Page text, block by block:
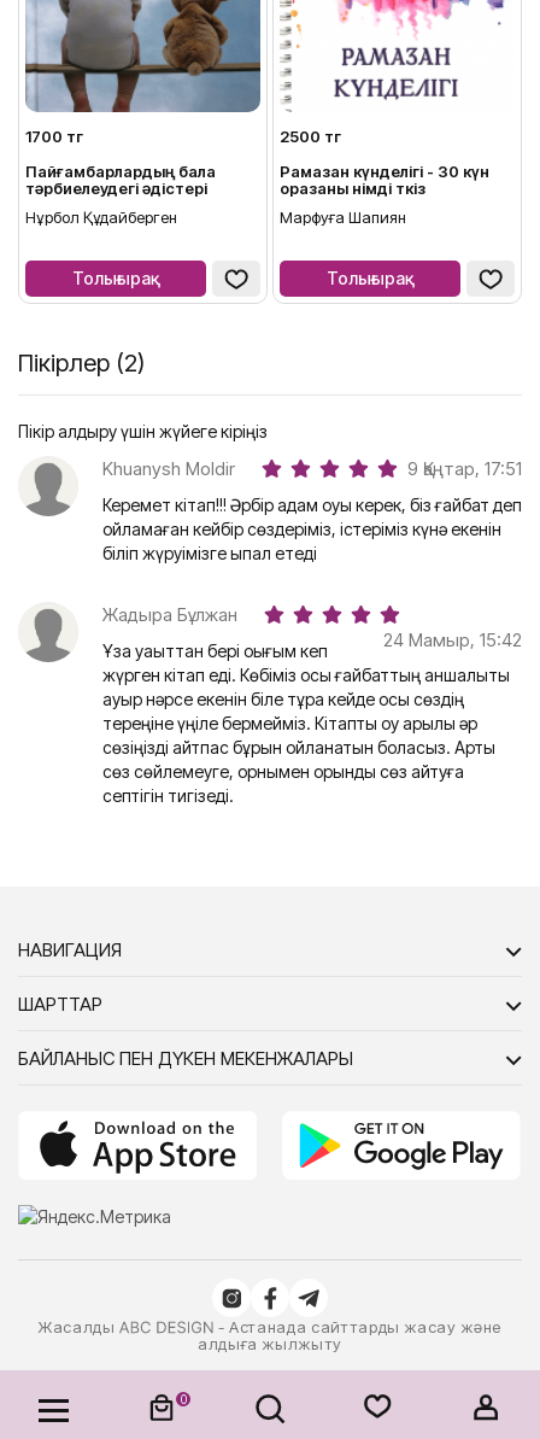
0
1700 тг
Пайғамбарлардың бала
тәрбиелеудегі әдістері
Нұрбол Құдайберген
Толығырақ
2500 тг
Рамазан күнделігі - 30 күн
оразаны өнімді өткіз
Марфуға Шапиян
Толығырақ
Пікірлер (2)
Пікір қалдыру үшін жүйеге кіріңіз
Khuanysh Moldir 9 Қаңтар, 17:51
Керемет кітап!!! Әрбір адам оқуы керек, біз ғайбат деп
ойламаған кейбір сөздеріміз, істеріміз күнә екенін
біліп жүруімізге ықпал етеді
Жадыра Бұлжан
24 Мамыр, 15:42
Ұзақ уақыттан бері оқығым кеп
жүрген кітап еді. Көбіміз осы ғайбаттың қаншалықты
ауыр нәрсе екенін біле тұра кейде осы сөздің
тереңіне үңіле бермейміз. Кітапты оқу арқылы әр
сөзіңізді айтпас бұрын ойланатын боласыз. Артық
сөз сөйлемеуге, орнымен орынды сөз айтуға
септігін тигізеді.
НАВИГАЦИЯ
ШАРТТАР
БАЙЛАНЫС ПЕН ДҮКЕН МЕКЕНЖАЛАРЫ
Жасалды
- Астанада сайттарды жасау және
алдыға жылжыту